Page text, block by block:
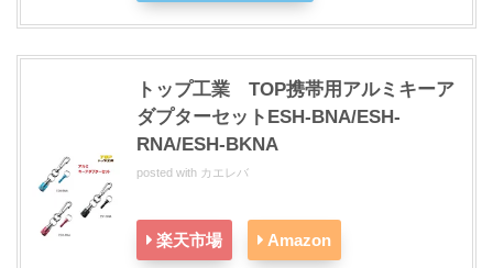
トップ工業 TOP携帯用アルミキーア
ダプターセットESH-BNA/ESH-
RNA/ESH-BKNA
posted with カエレバ
楽天市場 Amazon